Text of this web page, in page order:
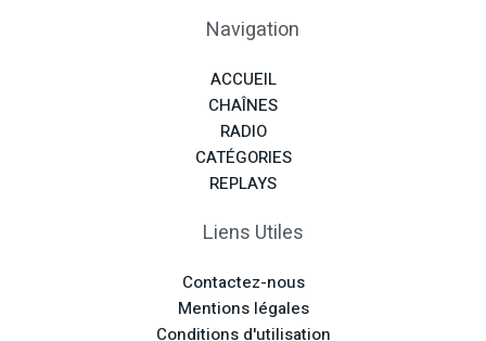
Navigation
ACCUEIL
CHAÎNES
RADIO
CATÉGORIES
REPLAYS
Liens Utiles
Contactez-nous
Mentions légales
Conditions d'utilisation